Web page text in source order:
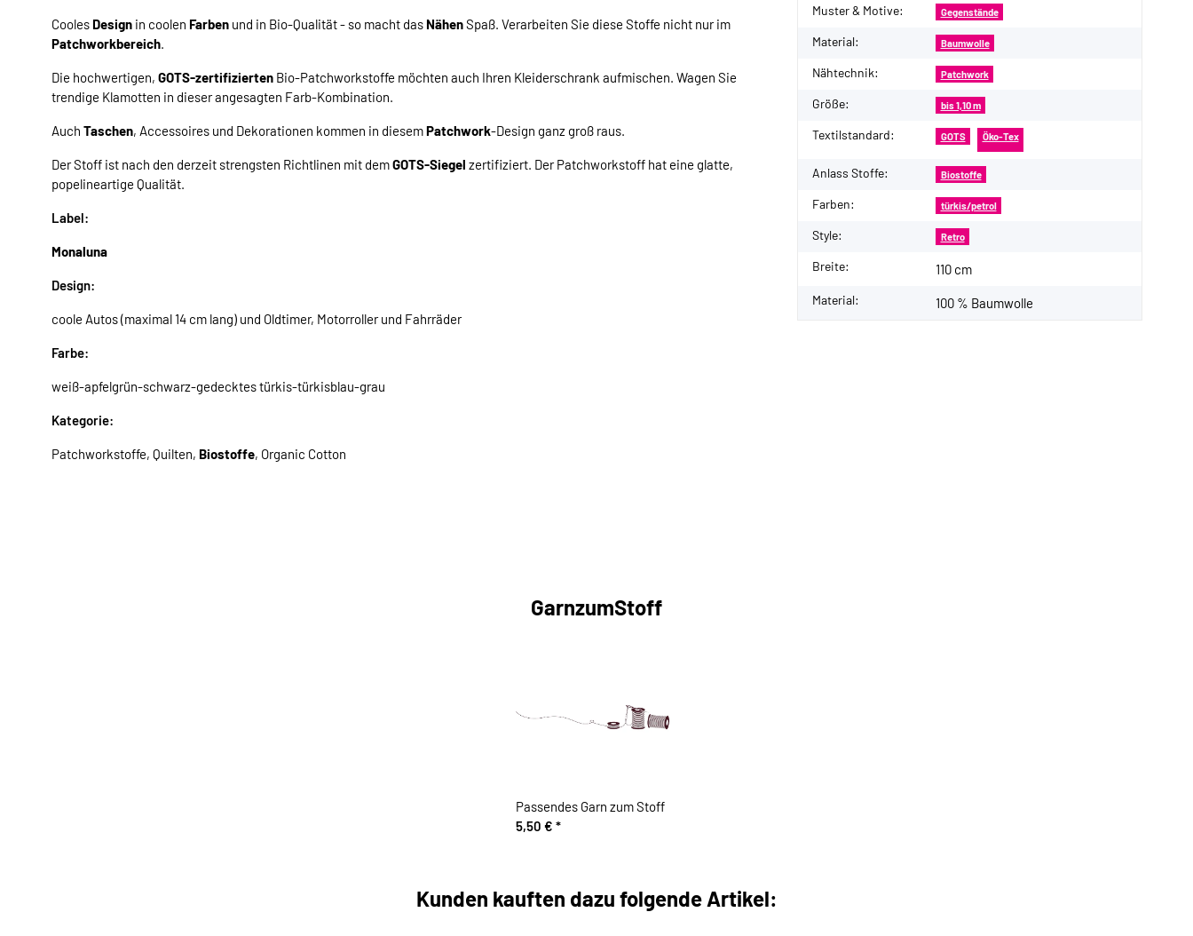
Cooles Design in coolen Farben und in Bio-Qualität - so macht das NähenSpaß. Verarbeiten Sie diese Stoffe nicht nur im
Patchworkbereich.
Die hochwertigen, GOTS-zertifizierten Bio-Patchworkstoffe möchten auch Ihren Kleiderschrank aufmischen. Wagen Sie
trendige Klamotten in dieser angesagten Farb-Kombination.
Auch Taschen, Accessoires und Dekorationen kommen in diesemPatchwork-Design ganz groß raus.
Der Stoff ist nach den derzeit strengsten Richtlinen mit demGOTS-Siegel zertifiziert. Der Patchworkstoff hat eine glatte,
popelineartige Qualität.
Label:
Monaluna
Design:
coole Autos (maximal 14 cm lang) und Oldtimer, Motorroller und Fahrräder
Farbe:
weiß-apfelgrün-schwarz-gedecktes türkis-türkisblau-grau
Kategorie:
Patchworkstoffe, Quilten, Biostoffe, Organic Cotton
Produkteigenschaft
Wert
Muster & Motive: Gegenstände
Material: Baumwolle
Nähtechnik: Patchwork
Größe: bis 1,10 m
Textilstandard: GOTS Öko-Tex
Anlass Stoffe: Biostoffe
Farben: türkis/petrol
Style: Retro
Breite: 110 cm
Material: 100 % Baumwolle
GarnzumStoff
Passendes Garn zum Stoff
5,50 € *
Kunden kauften dazu folgende Artikel: